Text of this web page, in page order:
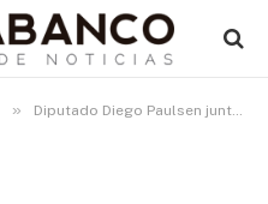
» Diputado Diego Paulsen junto al Secretario General de Renovación Nacional, Mario Desbordes solicitaron al gobierno que nueva autoridad de salud actúe con mayor prudencia, y total independencia de algunos parlamentarios